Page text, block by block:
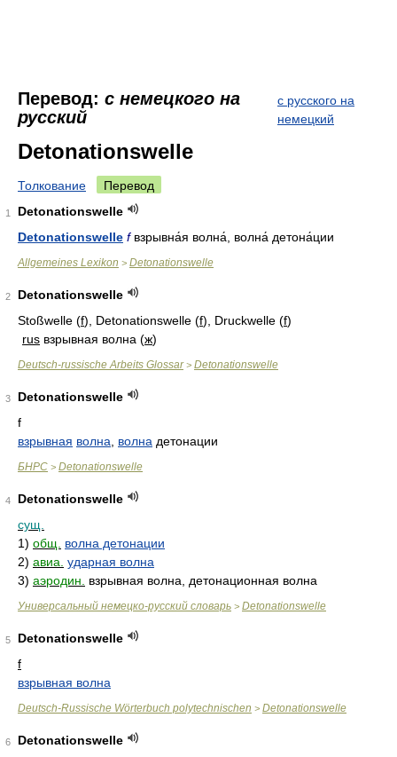
Перевод: с немецкого на
русский
с русского на
немецкий
Detonationswelle
Толкование Перевод
1
Detonationswelle
Detonationswelle fвзрывна́я волна́, волна́ детона́ции
Allgemeines Lexikon > Detonationswelle
2
Detonationswelle
Stoßwelle (f), Detonationswelle (f), Druckwelle (f)
rus взрывная волна (ж)
Deutsch-russische Arbeits Glossar> Detonationswelle
3
Detonationswelle
f
взрывная волна волна детонации
БНРС > Detonationswelle
4
Detonationswelle
сущ.
1) общ.
волна детонации
2) авиа. ударная волна
3) аэродин. взрывная волна, детонационная волна
Универсальный немецко-русский словарь > Detonationswelle
5
Detonationswelle
f
взрывная волна
Deutsch-Russische Wörterbuch polytechnischen > Detonationswelle
6
Detonationswelle